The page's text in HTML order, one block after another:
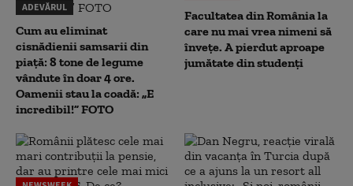
ADEVĂRUL
Cum au eliminat
cisnădienii samsarii din
piață: 8 tone de legume
vândute în doar 4 ore.
Oamenii stau la coadă: „E
incredibil!” FOTO
Facultatea din România la
care nu mai vrea nimeni să
înveţe. A pierdut aproape
jumătate din studenţi